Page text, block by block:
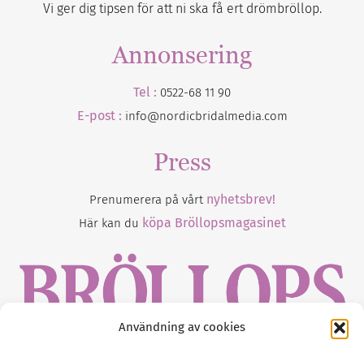
Användning av cookies
Vi ger dig tipsen för att ni ska få ert drömbröllop.
Annonsering
Tel : 0522-68 11 90
E-post : info@nordicbridalmedia.com
Press
Prenumerera på vårt nyhetsbrev!
Här kan du köpa Bröllopsmagasinet